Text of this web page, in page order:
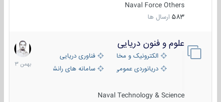
Naval Force Others
583 ارسال ها
علوم و فنون دریایی
الکترونیک و مخابرات دریاییفناوری دریایی
دریانوردی عمومی
سامانه های رانشی دریایی
Naval Technology & Science
6
بهمن
1403